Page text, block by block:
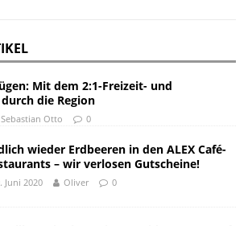
Mit dem 2:1-Freizeit- und
die Region
Sebastian Otto 0
wieder Erdbeeren in den ALEX Café-
– wir verlosen Gutscheine!
Juni 2020 Oliver 0